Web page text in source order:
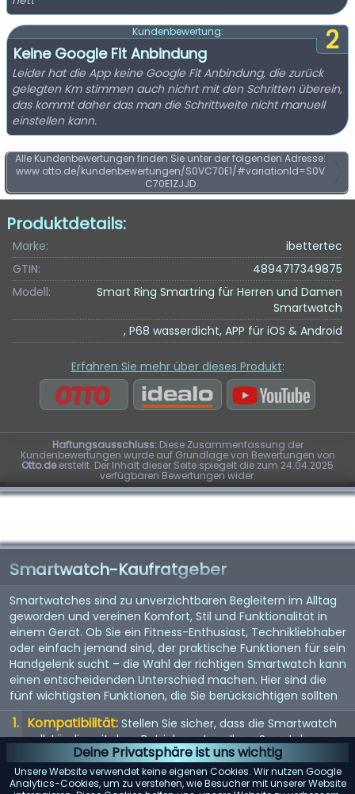
Deine Privatsphäre ist uns wichtig
Unsere Website verwendet keine eigenen Cookies. Wir nutzen Google
Analytics-Cookies, um zu verstehen, wie Besucher mit unserer Website
2
Kundenbewertung:
Keine Google Fit Anbindung
Leider hat die App keine Google Fit Anbindung, die zurück
gelegten Km stimmen auch nichrt mit den Schritten überein,
das kommt daher das man die Schrittweite nicht manuell
einstellen kann.
Alle Kundenbewertungen finden Sie unter der folgenden Adresse:
www.otto.de/kundenbewertungen/S0VC70E1/#variationId=S0V
C70E1ZJJD
Produktdetails:
Marke:
ibettertec
GTIN:
4894717349875
Modell:
Smart Ring Smartring für Herren und Damen
Smartwatch
, P68 wasserdicht, APP für iOS & Android
Erfahren Sie mehr über dieses Produkt:
Haftungsausschluss:Diese Zusammenfassung der
Kundenbewertungen wurde auf Grundlage von Bewertungen von
Otto.deerstellt. Der Inhalt dieser Seite spiegelt die zum 24.04.2025
verfügbaren Bewertungen wider.
Smartwatch-Kaufratgeber
Smartwatches sind zu unverzichtbaren Begleitern im Alltag
geworden und vereinen Komfort, Stil und Funktionalität in
einem Gerät. Ob Sie ein Fitness-Enthusiast, Technikliebhaber
oder einfach jemand sind, der praktische Funktionen für sein
Handgelenk sucht – die Wahl der richtigen Smartwatch kann
einen entscheidenden Unterschied machen. Hier sind die
fünf wichtigsten Funktionen, die Sie berücksichtigen sollten
Kompatibilität: Stellen Sie sicher, dass die Smartwatch
vollständig mit dem Betriebssystem Ihres Smartphones
(iOS oder Android) kompatibel ist, um mögliche
Einschränkungen zu vermeiden.